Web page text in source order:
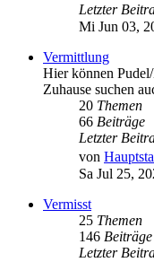
Letzter
Mi Jun 03,
Vermittlung
Hier können
Zuhause suchen
20 Themen
66 Beiträge
Letzter
von
Sa Jul 25,
Vermisst
25 Themen
146 Beiträge
Letzter